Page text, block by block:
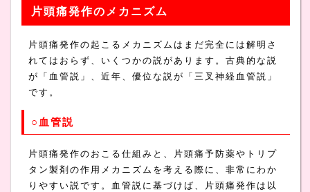
片頭痛発作のメカニズム
片頭痛発作の起こるメカニズムはまだ完全には解明さ
れてはおらず、いくつかの説があります。古典的な説
が「血管説」、近年、優位な説が「三叉神経血管説」
です。
○血管説
片頭痛発作のおこる仕組みと、片頭痛予防薬やトリプ
タン製剤の作用メカニズムを考える際に、非常にわか
りやすい説です。血管説に基づけば、片頭痛発作は以